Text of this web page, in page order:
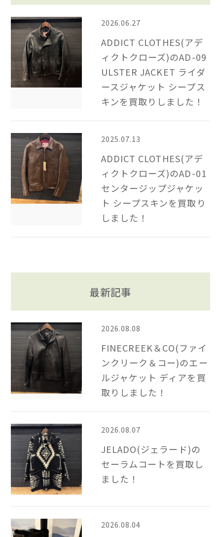
2026.06.27
ADDICT CLOTHES(アデ
ィクトクローズ)のAD-09
ULSTER JACKET ライダ
ースジャケット シープス
キンを買取りしました！
2025.07.13
ADDICT CLOTHES(アデ
ィクトクローズ)のAD-01
センタージップジャケッ
ト シープスキンを買取り
しました！
最新記事
2026.08.08
FINECREEK＆CO(ファイ
ンクリーク＆コー)のエー
ルジャケット ディアを買
取りしました！
2026.08.07
JELADO(ジェラード)の
セーラムコートを買取し
ました！
2026.08.04